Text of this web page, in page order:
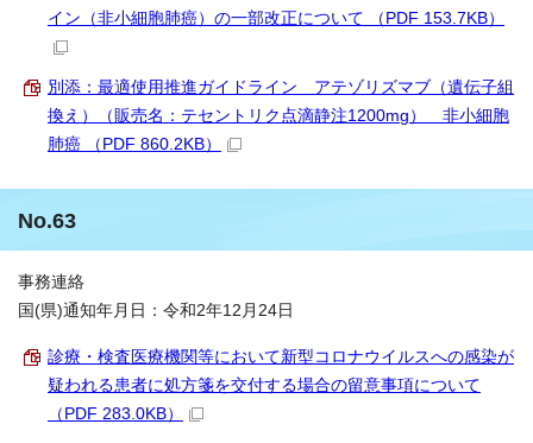
イン（非小細胞肺癌）の一部改正について （PDF 153.7KB）
別添：最適使用推進ガイドライン アテゾリズマブ（遺伝子組
換え）（販売名：テセントリク点滴静注1200mg） 非小細胞
肺癌 （PDF 860.2KB）
No.63
事務連絡
国(県)通知年月日：令和2年12月24日
診療・検査医療機関等において新型コロナウイルスへの感染が
疑われる患者に処方箋を交付する場合の留意事項について
（PDF 283.0KB）